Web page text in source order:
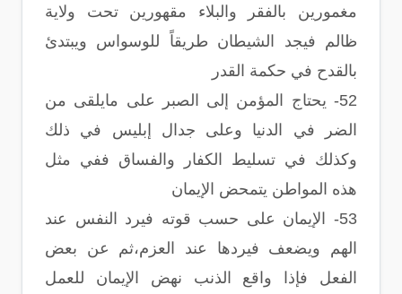
مغمورين بالفقر والبلاء مقهورين تحت ولاية
ظالم فيجد الشيطان طريقاً للوسواس ويبتدئ
بالقدح في حكمة القدر
52- يحتاج المؤمن إلى الصبر على مايلقى من
الضر في الدنيا وعلى جدال إبليس في ذلك
وكذلك في تسليط الكفار والفساق ففي مثل
هذه المواطن يتمحض الإيمان
53- الإيمان على حسب قوته فيرد النفس عند
الهم ويضعف فيردها عند العزم،ثم عن بعض
الفعل فإذا واقع الذنب نهض الإيمان للعمل